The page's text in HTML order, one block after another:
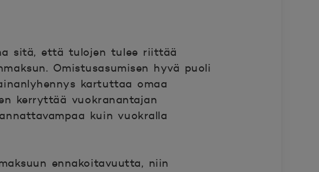
sitä, että tulojen tulee riittää
Omistusasumisen hyvä puoli
kartuttaa omaa
kerryttää vuokranantajan
kuin vuokralla
ennakoitavuutta, niin